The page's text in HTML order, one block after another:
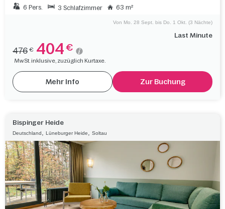
6 Pers. 3 Schlafzimmer 63 m²
Last Minute
Von Mo. 28 Sept. bis Do. 1 Okt. (3 Nächte)
476 € 404 €
MwSt. inklusive, zuzüglich Kurtaxe.
Mehr Info Zur Buchung
Bispinger Heide
Deutschland Lüneburger Heide Soltau